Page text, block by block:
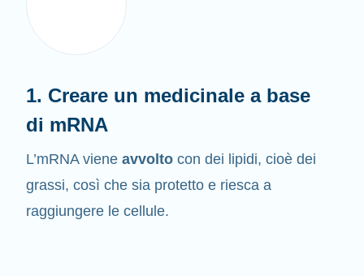
1. Creare un medicinale a base
di mRNA
L’mRNA viene avvolto con dei lipidi, cioè dei
grassi, così che sia protetto e riesca a
raggiungere le cellule.